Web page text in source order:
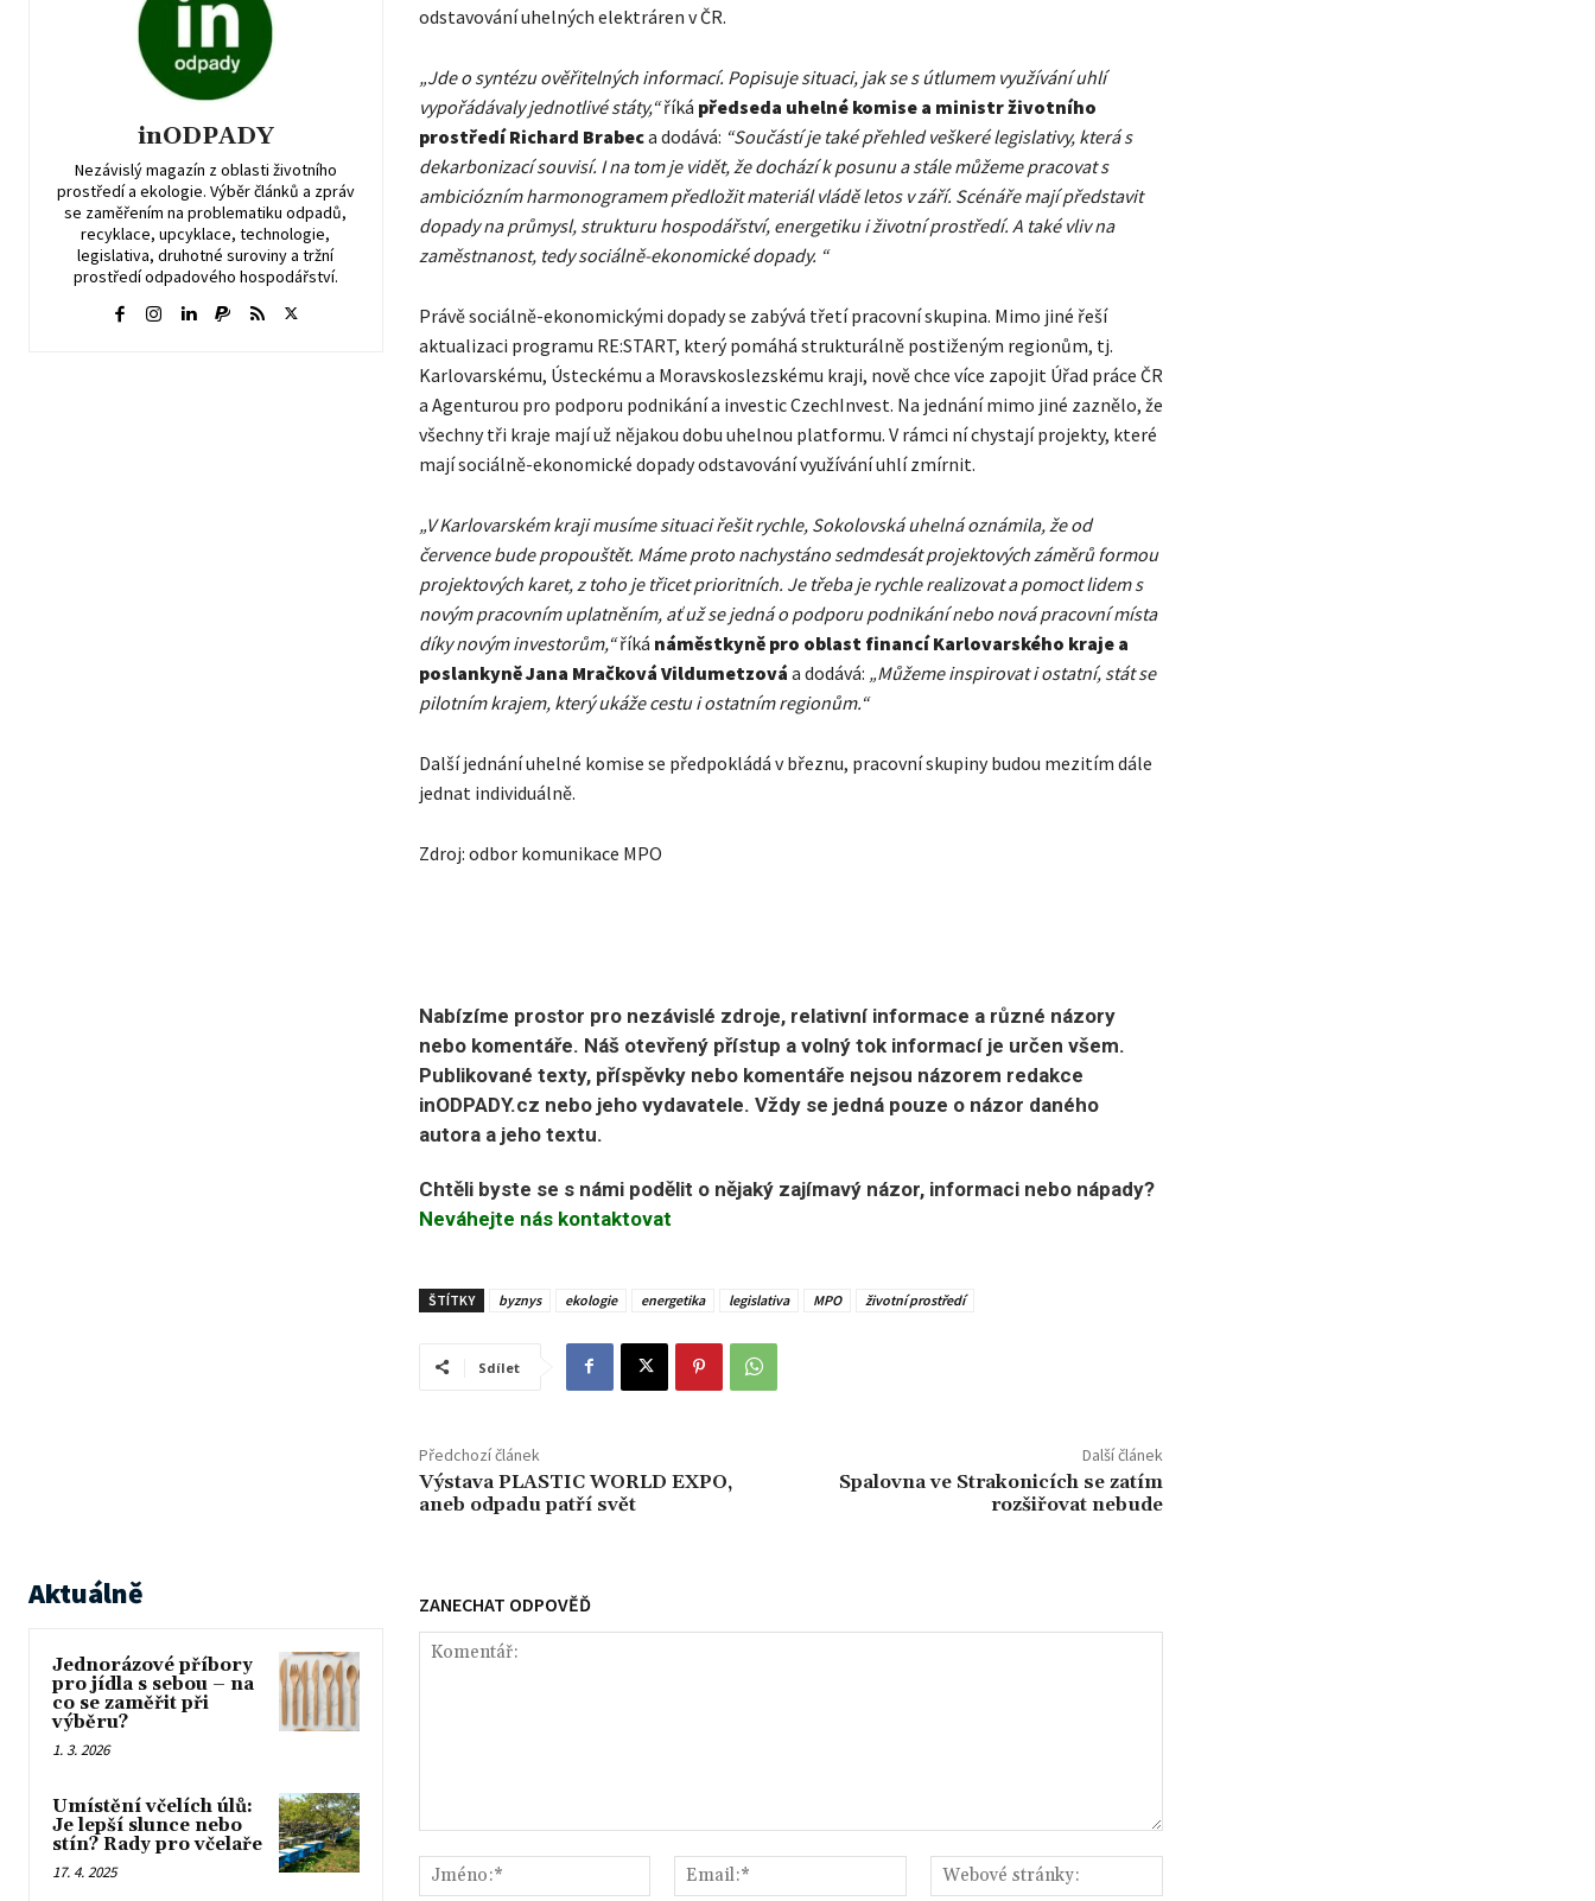
inODPADY
Nezávislý magazín z oblasti životního
prostředí a ekologie. Výběr článků a zpráv
se zaměřením na problematiku odpadů,
recyklace, upcyklace, technologie,
legislativa, druhotné suroviny a tržní
prostředí odpadového hospodářství.
odstavování uhelných elektráren v ČR.
„Jde o syntézu ověřitelných informací. Popisuje situaci, jak se s útlumem využívání uhlí
vypořádávaly jednotlivé státy,“říká předseda uhelné komise a ministr životního
prostředí Richard Brabeca dodává: “Součástí je také přehled veškeré legislativy, která s
dekarbonizací souvisí. I na tom je vidět, že dochází k posunu a stále můžeme pracovat s
ambiciózním harmonogramem předložit materiál vládě letos v září. Scénáře mají představit
dopady na průmysl, strukturu hospodářství, energetiku i životní prostředí. A také vliv na
zaměstnanost, tedy sociálně-ekonomické dopady. “
Právě sociálně-ekonomickými dopady se zabývá třetí pracovní skupina. Mimo jiné řeší
aktualizaci programu RE:START, který pomáhá strukturálně postiženým regionům, tj.
Karlovarskému, Ústeckému a Moravskoslezskému kraji, nově chce více zapojit Úřad práce ČR
a Agenturou pro podporu podnikání a investic CzechInvest. Na jednání mimo jiné zaznělo, že
všechny tři kraje mají už nějakou dobu uhelnou platformu. V rámci ní chystají projekty, které
mají sociálně-ekonomické dopady odstavování využívání uhlí zmírnit.
„V Karlovarském kraji musíme situaci řešit rychle, Sokolovská uhelná oznámila, že od
července bude propouštět. Máme proto nachystáno sedmdesát projektových záměrů formou
projektových karet, z toho je třicet prioritních. Je třeba je rychle realizovat a pomoct lidem s
novým pracovním uplatněním, ať už se jedná o podporu podnikání nebo nová pracovní místa
díky novým investorům,“říká náměstkyně pro oblast financí Karlovarského kraje a
poslankyně Jana Mračková Vildumetzová a dodává: „Můžeme inspirovat i ostatní, stát se
pilotním krajem, který ukáže cestu i ostatním regionům.“
Další jednání uhelné komise se předpokládá v březnu, pracovní skupiny budou mezitím dále
jednat individuálně.
Zdroj: odbor komunikace MPO
Nabízíme prostor pro nezávislé zdroje, relativní informace a různé názory
nebo komentáře. Náš otevřený přístup a volný tok informací je určen všem.
Publikované texty, příspěvky nebo komentáře nejsou názorem redakce
inODPADY.cz nebo jeho vydavatele. Vždy se jedná pouze o názor daného
autora a jeho textu.
Chtěli byste se s námi podělit o nějaký zajímavý názor, informaci nebo nápady?
Neváhejte nás kontaktovat
ŠTÍTKY byznys ekologie energetika legislativa MPO životní prostředí
Sdílet
Předchozí článek
Výstava PLASTIC WORLD EXPO,
aneb odpadu patří svět
Další článek
Spalovna ve Strakonicích se zatím
rozšiřovat nebude
Aktuálně
Jednorázové příbory
pro jídla s sebou – na
co se zaměřit při
výběru?
1. 3. 2026
Umístění včelích úlů:
Je lepší slunce nebo
stín? Rady pro včelaře
17. 4. 2025
ZANECHAT ODPOVĚĎ
Jméno:*
Email:*
stránky: